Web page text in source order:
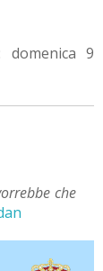
9
che